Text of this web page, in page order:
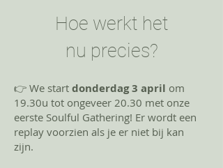
Hoe werkt het
nu precies?
👉 We start donderdag 3 april om
19.30u tot ongeveer 20.30 met onze
eerste Soulful Gathering! Er wordt een
replay voorzien als je er niet bij kan
zijn.